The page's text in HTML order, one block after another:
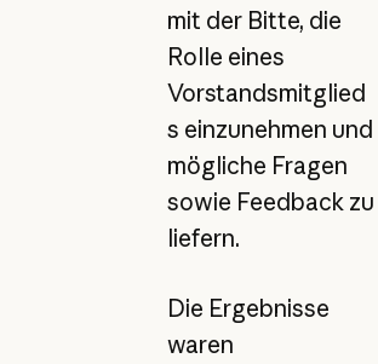
mit der Bitte, die
Rolle eines
Vorstandsmitglied
s einzunehmen und
mögliche Fragen
sowie Feedback zu
liefern.
Die Ergebnisse
waren